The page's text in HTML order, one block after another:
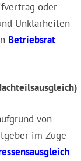
oder
Unklarheiten
Betriebsrat
von
im Zuge